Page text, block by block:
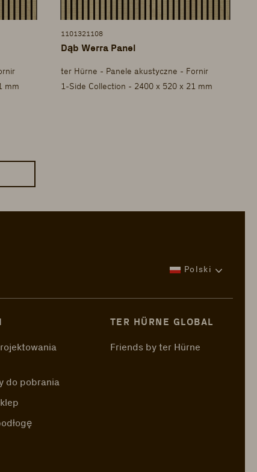
mm
1101321108
Dąb Werra Panel
ter Hürne - Panele akustyczne - Fornir
1-Side Collection - 2400 x 520 x 21 mm
Polski
do pobrania
TER HÜRNE GLOBAL
Friends by ter Hürne